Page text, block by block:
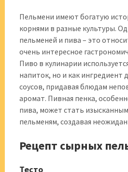
Пельмени имеют богатую
корнями в разные культуры.
пельменей и пива – это
очень интересное
Пиво в кулинарии
напиток, но и как ингредиент
соусов, придавая блюдам
аромат. Пивная пенка,
пива, может стать
пельменям, создавая
Рецепт сырных
Тесто